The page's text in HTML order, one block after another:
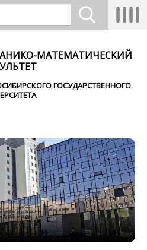
содержанию
МАТЕМАТИЧЕСКИЙ
ГОСУДАРСТВЕННОГО